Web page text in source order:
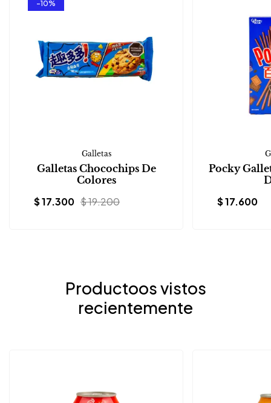
-10%
Galletas
Galletas Chocochips De
Colores
$19.200
$17.300
Pocky
$17.600
Productoos vistos
recientemente